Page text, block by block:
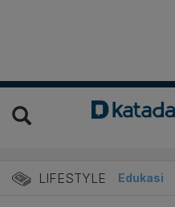
LIFESTYLE
Wisata dan Kuliner Edukasi